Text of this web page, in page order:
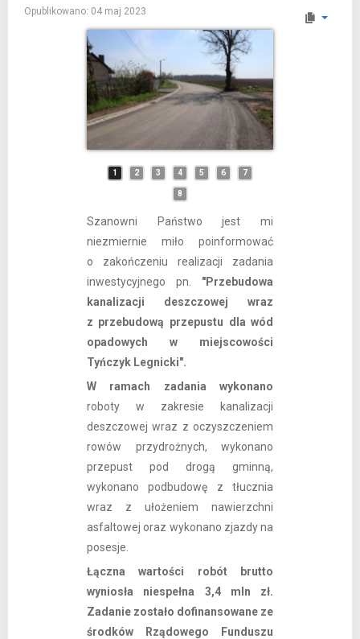
Opublikowano: 04 maj 2023
1 2 3 4 5 6 7
8
Szanowni Państwo jest mi
niezmiernie miło poinformować
o zakończeniu realizacji zadania
inwestycyjnego pn.
"Przebudowa
kanalizacji deszczowej wraz
z przebudową przepustu dla wód
opadowych w miejscowości
Tyńczyk Legnicki".
W ramach zadania wykonano
roboty w zakresie kanalizacji
deszczowej wraz z oczyszczeniem
rowów przydrożnych, wykonano
przepust pod drogą gminną,
wykonano podbudowę z tłucznia
wraz z ułożeniem nawierzchni
asfaltowej oraz wykonano zjazdy na
posesje.
Łączna wartości robót brutto
wyniosła niespełna 3,4 mln zł.
Zadanie zostało dofinansowane ze
środków Rządowego Funduszu